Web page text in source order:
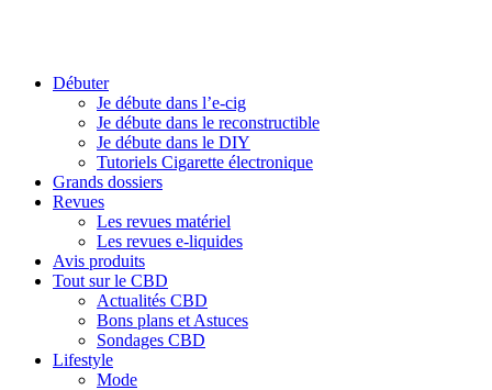
Débuter
Je débute dans l’e-cig
Je débute dans le reconstructible
Je débute dans le DIY
Tutoriels Cigarette électronique
Grands dossiers
Revues
Les revues matériel
Les revues e-liquides
Avis produits
Tout sur le CBD
Actualités CBD
Bons plans et Astuces
Sondages CBD
Lifestyle
Mode